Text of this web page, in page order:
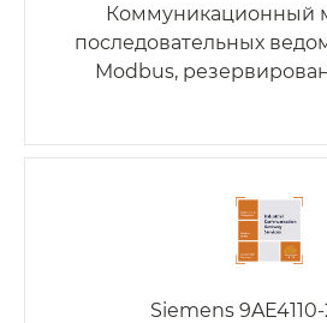
Коммуникационный
последовательных
Modbus,
Siemens